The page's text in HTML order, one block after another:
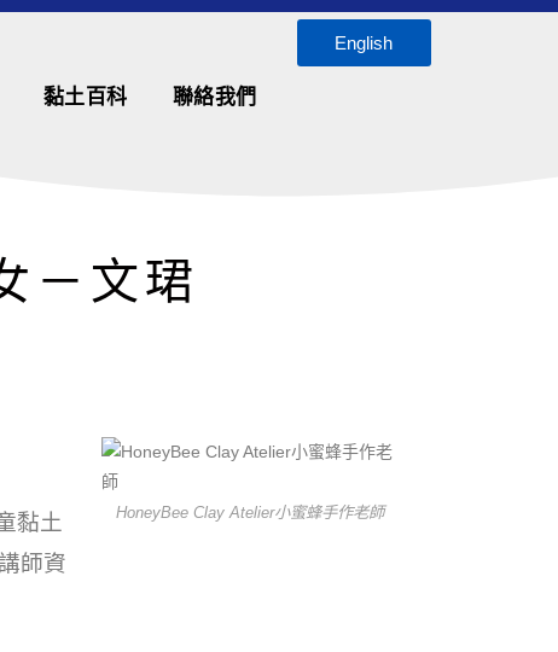
English
黏土百科 聯絡我們
－文珺
HoneyBee Clay Atelier小蜜蜂手作老師
黏土
師資